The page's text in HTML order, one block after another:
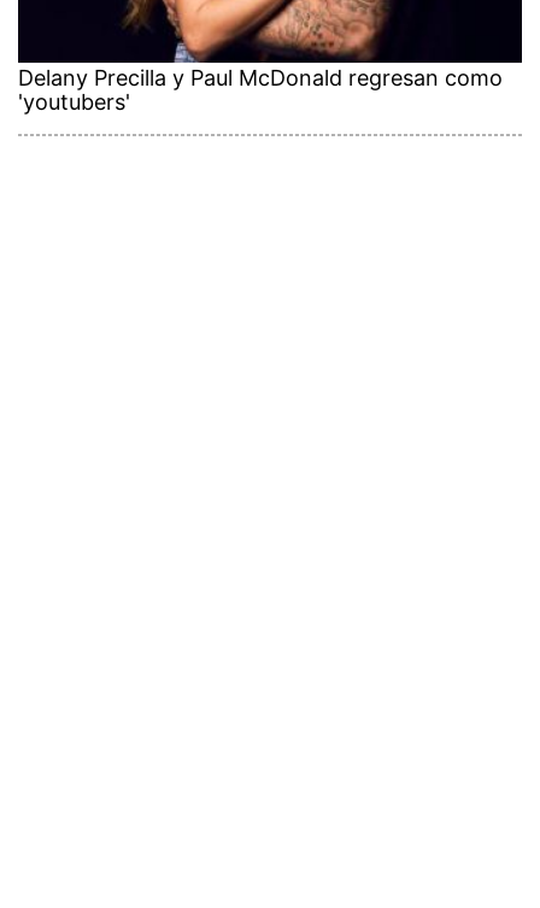
Delany Precilla y Paul McDonald regresan como
'youtubers'